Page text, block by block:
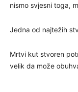
nismo svjesni toga,
Jedna od najtežih
Mrtvi kut stvoren
velik da može